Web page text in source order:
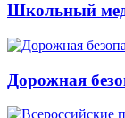
Школьный
Дорожная